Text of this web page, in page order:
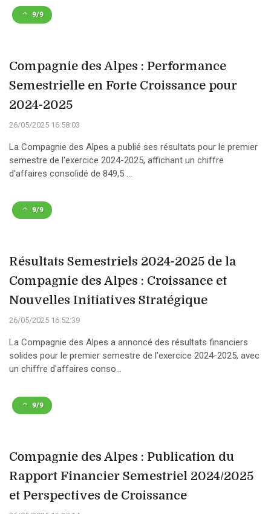
9/9
Compagnie des Alpes : Performance
Semestrielle en Forte Croissance pour
2024-2025
26/05/2025 16:58:03
La Compagnie des Alpes a publié ses résultats pour le premier
semestre de l'exercice 2024-2025, affichant un chiffre
d'affaires consolidé de 849,5 ...
9/9
Résultats Semestriels 2024-2025 de la
Compagnie des Alpes : Croissance et
Nouvelles Initiatives Stratégique
26/05/2025 16:52:39
La Compagnie des Alpes a annoncé des résultats financiers
solides pour le premier semestre de l'exercice 2024-2025, avec
un chiffre d'affaires conso...
9/9
Compagnie des Alpes : Publication du
Rapport Financier Semestriel 2024/2025
et Perspectives de Croissance